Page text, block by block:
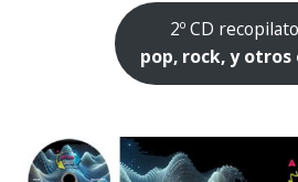
2º CD
pop, rock, y